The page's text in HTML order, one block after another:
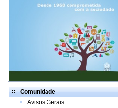
Comunidade
Avisos Gerais